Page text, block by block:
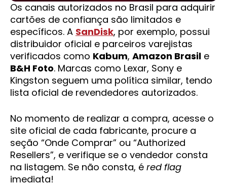
Os canais autorizados no Brasil para adquirir
cartões de confiança são limitados e
específicos. A SanDisk, por exemplo, possui
distribuidor oficial e parceiros varejistas
verificados como Kabum, Amazon Brasil e
B&H Foto. Marcas como Lexar, Sony e
Kingston seguem uma política similar, tendo
lista oficial de revendedores autorizados.
No momento de realizar a compra, acesse o
site oficial de cada fabricante, procure a
seção “Onde Comprar” ou “Authorized
Resellers”, e verifique se o vendedor consta
na listagem. Se não consta, é red flag
imediata!